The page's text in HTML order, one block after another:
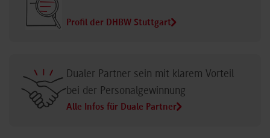
Profil der DHBW Stuttgart
Dualer Partner sein mit klarem Vorteil
bei der Personalgewinnung
Alle Infos für Duale Partner